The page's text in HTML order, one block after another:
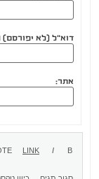
דוא"ל (לא יפורסם)
אתר: